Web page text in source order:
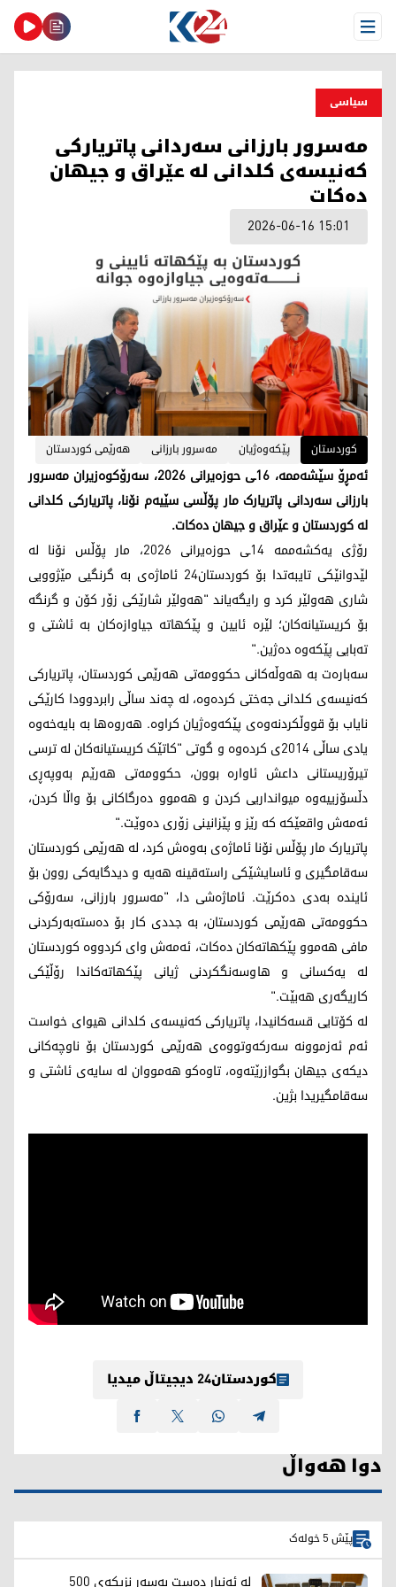
Open Menu
سیاسی
مەسرور بارزانی سەردانی پاتریارکی
کەنیسەی کلدانی لە عێراق و جیهان
دەکات
2026-06-16 15:01
کوردستان پێکەوەژیان مەسرور بارزانی هەرێمی کوردستان
ئەمڕۆ سێشەممە، 16ـی حوزەیرانی 2026، سەرۆکوەزیران مەسرور
بارزانی سەردانی پاتریارک مار پۆڵسی سێیەم نۆنا، پاتریارکی کلدانی
لە کوردستان و عێراق و جیهان دەکات.
رۆژی یەکشەممە 14ـی حوزەیرانی 2026، مار پۆڵس نۆنا لە
لێدوانێکی تایبەتدا بۆ کوردستان24 ئاماژەی بە گرنگیی مێژوویی
شاری هەولێر کرد و رایگەیاند "هەولێر شارێکی زۆر کۆن و گرنگە
بۆ کریستیانەکان؛ لێرە ئایین و پێکهاتە جیاوازەکان بە ئاشتی و
تەبایی پێکەوە دەژین."
سەبارەت بە هەوڵەکانی حکوومەتی هەرێمی کوردستان، پاتریارکی
کەنیسەی کلدانی جەختی کردەوە، لە چەند ساڵی رابردوودا کارێکی
نایاب بۆ قووڵکردنەوەی پێکەوەژیان کراوە. هەروەها بە بایەخەوە
یادی ساڵی 2014ی کردەوە و گوتی "کاتێک کریستیانەکان لە ترسی
تیرۆریستانی داعش ئاوارە بوون، حکوومەتی هەرێم بەوپەڕی
دڵسۆزییەوە میوانداریی کردن و هەموو دەرگاکانی بۆ واڵا کردن،
ئەمەش واقعێکە کە رێز و پێزانینی زۆری دەوێت."
پاتریارک مار پۆڵس نۆنا ئاماژەی بەوەش کرد، لە هەرێمی کوردستان
سەقامگیری و ئاسایشێکی راستەقینە هەیە و دیدگایەکی روون بۆ
ئایندە بەدی دەکرێت. ئاماژەشی دا، "مەسرور بارزانی، سەرۆکی
حکوومەتی هەرێمی کوردستان، بە جددی کار بۆ دەستەبەرکردنی
مافی هەموو پێکهاتەکان دەکات، ئەمەش وای کردووە کوردستان
لە یەکسانی و هاوسەنگکردنی ژیانی پێکهاتەکاندا رۆڵێکی
کاریگەری هەبێت."
لە کۆتایی قسەکانیدا، پاتریارکی کەنیسەی کلدانی هیوای خواست
ئەم ئەزموونە سەرکەوتووەی هەرێمی کوردستان بۆ ناوچەکانی
دیکەی جیهان بگوازرێتەوە، تاوەکو هەمووان لە سایەی ئاشتی و
سەقامگیریدا بژین.
کوردستان24 دیجیتاڵ میدیا
دوا هەواڵ
پێش 5 خولەک